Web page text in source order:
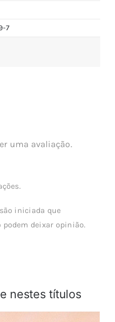
7
uma avaliação.
iniciada que
deixar opinião.
nestes títulos